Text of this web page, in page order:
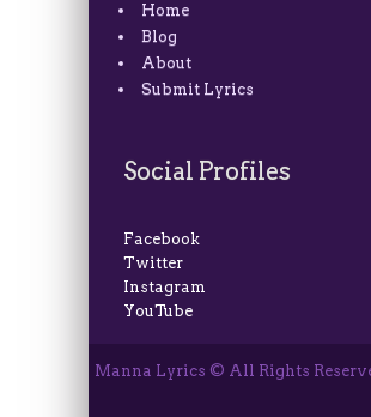
Home
Blog
About
Submit Lyrics
Social Profiles
Facebook
Twitter
Instagram
YouTube
Manna Lyrics © All Rights